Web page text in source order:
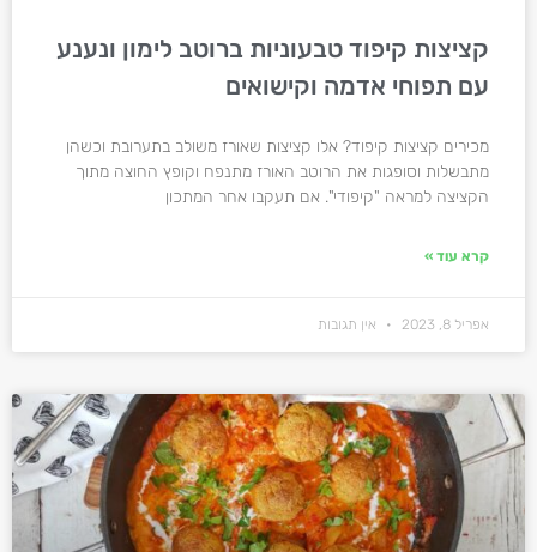
קציצות קיפוד טבעוניות ברוטב לימון ונענע
עם תפוחי אדמה וקישואים
מכירים קציצות קיפוד? אלו קציצות שאורז משולב בתערובת וכשהן
מתבשלות וסופגות את הרוטב האורז מתנפח וקופץ החוצה מתוך
הקציצה למראה "קיפודי". אם תעקבו אחר המתכון
קרא עוד »
אפריל 8, 2023 אין תגובות